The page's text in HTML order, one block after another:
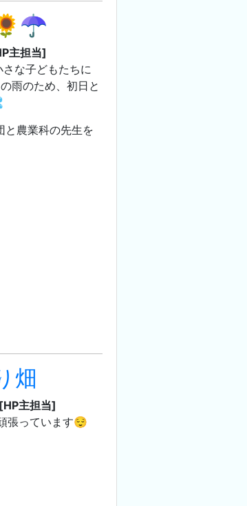
🌻☂
主担当]
な子どもたちに
雨のため、初日と
と農業科の先生を
畑
[HP主担当]
張っています😌